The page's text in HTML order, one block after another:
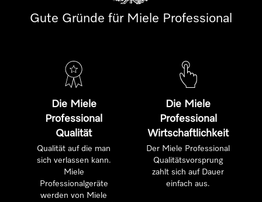
Gute Gründe für Miele Professional
Die Miele
Professional
Qualität
Qualität auf die man
sich verlassen kann.
Miele
Professionalgeräte
werden von Miele
Die Miele
Professional
Wirtschaftlichkeit
Der Miele Professional
Qualitätsvorsprung
zahlt sich auf Dauer
einfach aus.